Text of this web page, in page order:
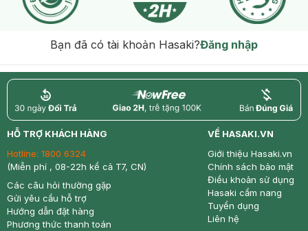
Bạn đã có tài khoản Hasaki?Đăng nhập
return nowfree price
HỖ TRỢ KHÁCH HÀNG
Hotline: 1800 6324
(Miễn phí , 08-22h kể cả T7, CN)
Các câu hỏi thường gặp
Gửi yêu cầu hỗ trợ
Hướng dẫn đặt hàng
Phương thức thanh toán
VỀ HASAKI.VN
Giới thiệu Hasaki.vn
Chính sách bảo mật
Điều khoản sử dụng
Hasaki cẩm nang
Tuyển dụng
Liên hệ